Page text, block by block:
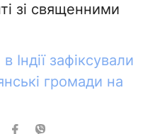
зі священними
в Індії зафіксували
громади на